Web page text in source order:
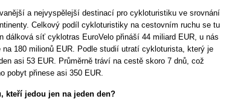
a nejvyspělejší destinací pro cykloturistiku ve srovnání
Celkový podíl cykloturistiky na cestovním ruchu se tu
dálková síť cyklotras EuroVelo přináší 44 miliard EUR, u nás
na 180 milionů EUR. Podle studií utratí cykloturista, který je
asi 53 EUR. Průměrně tráví na cestě skoro 7 dnů, což
pobyt přinese asi 350 EUR.
kteří jedou jen na jeden den?